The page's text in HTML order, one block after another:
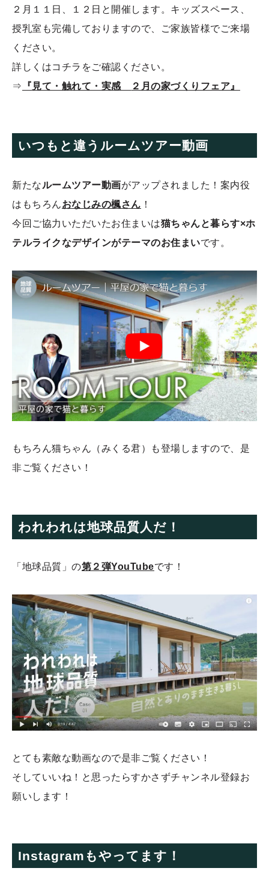
２月１１日、１２日と開催します。キッズスペース、
授乳室も完備しておりますので、ご家族皆様でご来場
ください。
詳しくはコチラをご確認ください。
⇒
『 見て・触れて・実感 ２月の家づくりフェア』
いつもと違うルームツアー動画
新たなルームツアー動画がアップされました！案内役
はもちろんおなじみの楓さん ！
今回ご協力いただいたお住まいは猫ちゃんと暮らす×ホ
テルライクなデザインがテーマのお住まいです。
もちろん猫ちゃん（みくる君）も登場しますので、是
非ご覧ください！
われわれは地球品質人だ！
「地球品質」の第２弾YouTubeです！
とても素敵な動画なので是非ご覧ください！
そしていいね！と思ったらすかさずチャンネル登録お
願いします！
Instagramもやってます！